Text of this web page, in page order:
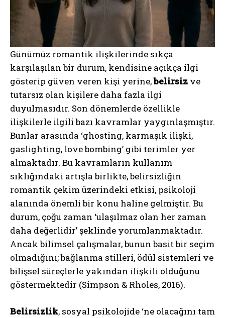
Günümüz romantik ilişkilerinde sıkça
karşılaşılan bir durum, kendisine açıkça ilgi
gösterip güven veren kişi yerine,belirsiz ve
tutarsız olan kişilere daha fazla ilgi
duyulmasıdır. Son dönemlerde özellikle
ilişkilerle ilgili bazı kavramlar yaygınlaşmıştır.
Bunlar arasında ‘ghosting, karmaşık ilişki,
gaslighting, love bombing’ gibi terimler yer
almaktadır. Bu kavramların kullanım
sıklığındaki artışla birlikte, belirsizliğin
romantik çekim üzerindeki etkisi, psikoloji
alanında önemli bir konu haline gelmiştir. Bu
durum, çoğu zaman ‘ulaşılmaz olan her zaman
daha değerlidir’ şeklinde yorumlanmaktadır.
Ancak bilimsel çalışmalar, bunun basit bir seçim
olmadığını; bağlanma stilleri, ödül sistemleri ve
bilişsel süreçlerle yakından ilişkili olduğunu
göstermektedir (Simpson & Rholes, 2016).
Belirsizlik, sosyal psikolojide ‘ne olacağını tam